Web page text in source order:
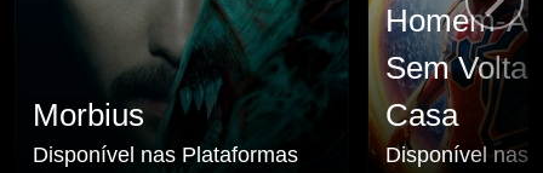
Morbius
Disponível nas Plataformas
Homem-
Sem Volta
Casa
Disponível nas